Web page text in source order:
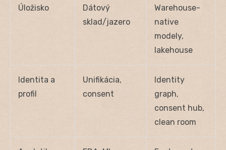
Úložisko
Dátový
sklad/jazero
Warehouse-
native
modely,
lakehouse
Identita a
profil
Unifikácia,
consent
Identity
graph,
consent hub,
clean room